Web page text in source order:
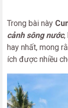
Trong bài này
cảnh sông nước,
hay nhất, mong
ích được nhiều